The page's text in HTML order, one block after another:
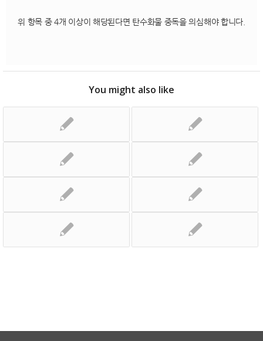
위 항목 중 4개 이상이 해당된다면 탄수화물 중독을 의심해야 합니다.
You might also like